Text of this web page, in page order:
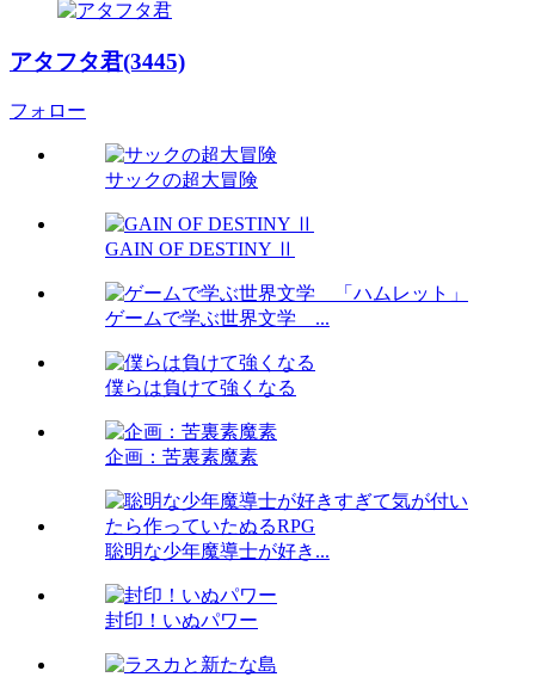
アタフタ君(3445)
フォロー
サックの超大冒険
GAIN OF DESTINY Ⅱ
ゲームで学ぶ世界文学 ...
僕らは負けて強くなる
企画：苦裏素魔素
聡明な少年魔導士が好き...
封印！いぬパワー